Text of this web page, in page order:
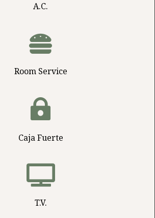
A.C.

Room Service

Caja Fuerte

T.V.